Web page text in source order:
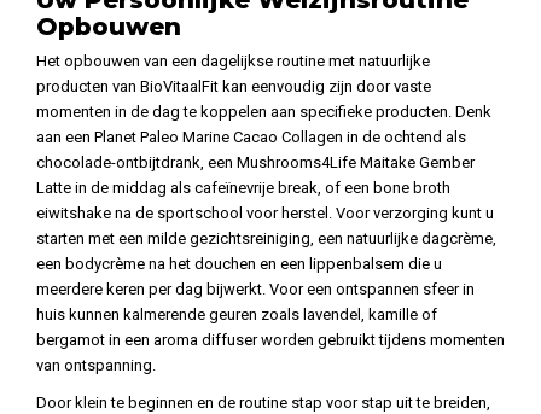
Opbouwen
Het opbouwen van een dagelijkse routine met natuurlijke
producten van BioVitaalFit kan eenvoudig zijn door vaste
momenten in de dag te koppelen aan specifieke producten. Denk
aan een Planet Paleo Marine Cacao Collagen in de ochtend als
chocolade-ontbijtdrank, een Mushrooms4Life Maitake Gember
Latte in de middag als cafeïnevrije break, of een bone broth
eiwitshake na de sportschool voor herstel. Voor verzorging kunt u
starten met een milde gezichtsreiniging, een natuurlijke dagcrème,
een bodycrème na het douchen en een lippenbalsem die u
meerdere keren per dag bijwerkt. Voor een ontspannen sfeer in
huis kunnen kalmerende geuren zoals lavendel, kamille of
bergamot in een aroma diffuser worden gebruikt tijdens momenten
van ontspanning.
Door klein te beginnen en de routine stap voor stap uit te breiden,